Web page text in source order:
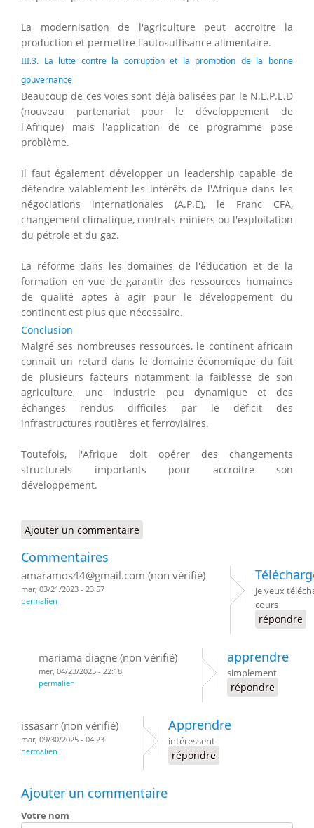
La modernisation de l'agriculture peut accroitre la
production et permettre l'autosuffisance alimentaire.
III.3. La lutte contre la corruption et la promotion de la bonne
gouvernance
Beaucoup de ces voies sont déjà balisées par le N.E.P.E.D
(nouveau partenariat pour le développement de
l'Afrique) mais l'application de ce programme pose
problème.
Il faut également développer un leadership capable de
défendre valablement les intérêts de l'Afrique dans les
négociations internationales (A.P.E), le Franc CFA,
changement climatique, contrats miniers ou l'exploitation
du pétrole et du gaz.
La réforme dans les domaines de l'éducation et de la
formation en vue de garantir des ressources humaines
de qualité aptes à agir pour le développement du
continent est plus que nécessaire.
Conclusion
Malgré ses nombreuses ressources, le continent africain
connait un retard dans le domaine économique du fait
de plusieurs facteurs notamment la faiblesse de son
agriculture, une industrie peu dynamique et des
échanges rendus difficiles par le déficit des
infrastructures routières et ferroviaires.
Toutefois, l'Afrique doit opérer des changements
structurels importants pour accroitre son
développement.
Ajouter un commentaire
Commentaires
amaramos44@gmail.com (non vérifié)
mar, 03/21/2023 - 23:57
permalien
Je veux
cours
répondre
mariama diagne (non vérifié)
mer, 04/23/2025 - 22:18
permalien
apprendre
simplement
répondre
issasarr (non vérifié)
mar, 09/30/2025 - 04:23
permalien
Apprendre
intéressent
répondre
Ajouter un commentaire
Votre nom